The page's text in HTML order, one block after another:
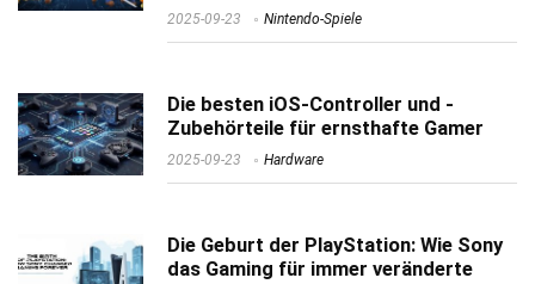
2025-09-23 Nintendo-Spiele
Die besten iOS-Controller und -
Zubehörteile für ernsthafte Gamer
2025-09-23 Hardware
Die Geburt der PlayStation: Wie Sony
das Gaming für immer veränderte